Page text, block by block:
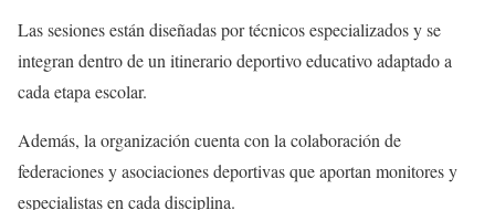
Las sesiones están diseñadas por técnicos especializados y se
integran dentro de un itinerario deportivo educativo adaptado a
cada etapa escolar.
Además, la organización cuenta con la colaboración de
federaciones y asociaciones deportivas que aportan monitores y
especialistas en cada disciplina.